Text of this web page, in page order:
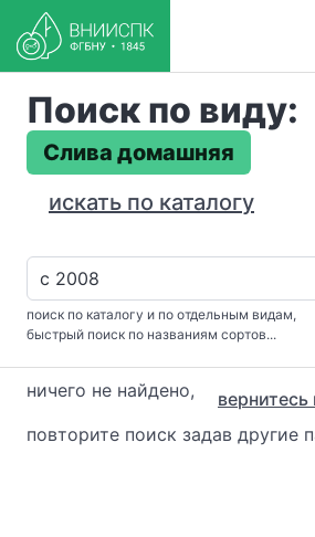
Поиск по виду:
Слива домашняя
искать по каталогу
поиск по каталогу и по отдельным видам,
быстрый поиск по названиям сортов...
ничего не найдено, вернитесь
повторите поиск задав другие